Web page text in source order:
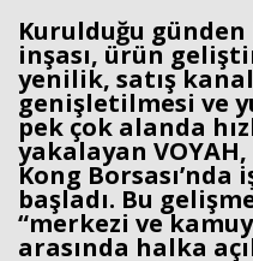
Kurulduğu
inşası, ürün
yenilik, satış
genişletilmesi ve
pek çok alanda
yakalayan
Kong Borsası’nda
başladı. Bu
“merkezi ve
arasında halka